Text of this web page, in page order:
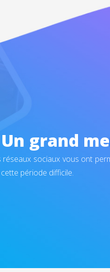
grand
sociaux vous ont
période difficile.